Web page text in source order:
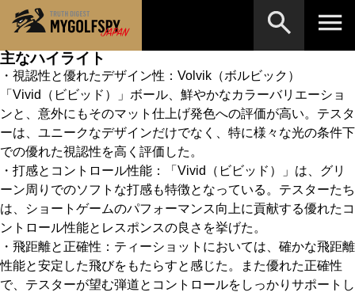
主なハイライト
・視認性と優れたデザイン性：Volvik（ボルビック）
「Vivid（ビビッド）」ボール、鮮やかなカラーバリエーショ
ンと、意外にもそのマット仕上げ発色への評価が高い。テスタ
ーは、ユニークなデザインだけでなく、特に様々な光の条件下
での優れた視認性を高く評価した。
・打感とコントロール性能：「Vivid（ビビッド）」は、グリ
ーン周りでのソフトな打感も特徴となっている。テスターたち
は、ショートゲームのパフォーマンス向上に貢献する優れたコ
ントロール性能とレスポンスの良さを挙げた。
・飛距離と正確性：ティーショットにおいては、確かな飛距離
性能と安定した飛びをもたらすと感じた。また優れた正確性
で、テスターが望む弾道とコントロールをしっかりサポートし
MOST WANTED テストランキング
NEW RELEASES 新製品情報
HOW TO ゴルフ上達・実践テクニック
LAB テスト・データ検証
Golf News ゴルフニュース
REVIEWS 製品レビュー
DRIVERS ドライバー
※メーカー名やクラブ名など、検索したい事柄を入
力してください。
検索